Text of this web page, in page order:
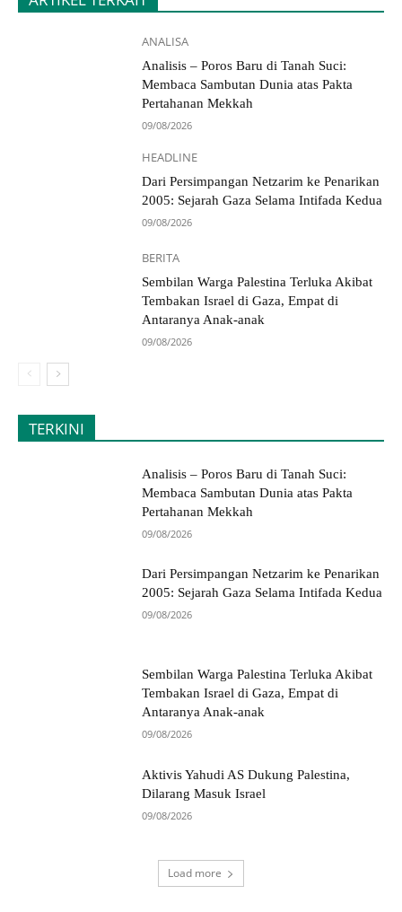
ANALISA
Analisis – Poros Baru di Tanah Suci:
Membaca Sambutan Dunia atas Pakta
Pertahanan Mekkah
09/08/2026
HEADLINE
Dari Persimpangan Netzarim ke Penarikan
2005: Sejarah Gaza Selama Intifada Kedua
09/08/2026
BERITA
Sembilan Warga Palestina Terluka Akibat
Tembakan Israel di Gaza, Empat di
Antaranya Anak-anak
09/08/2026
TERKINI
Analisis – Poros Baru di Tanah Suci:
Membaca Sambutan Dunia atas Pakta
Pertahanan Mekkah
09/08/2026
Dari Persimpangan Netzarim ke Penarikan
2005: Sejarah Gaza Selama Intifada Kedua
09/08/2026
Sembilan Warga Palestina Terluka Akibat
Tembakan Israel di Gaza, Empat di
Antaranya Anak-anak
09/08/2026
Aktivis Yahudi AS Dukung Palestina,
Dilarang Masuk Israel
09/08/2026
Load more